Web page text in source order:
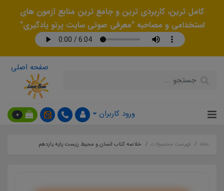
کامل ترین، کاربردی ترین و جامع ترین منابع آزمون های
استخدامی و مصاحبه "معرفی صوتی سایت پرتو یادگیری"
صفحه اصلی
ورود کاربران 0
خانه فهرست محصولات خلاصه کتاب انسان و محیط زیست پایه یازدهم